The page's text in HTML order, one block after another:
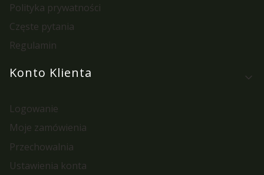
Polityka prywatności
Częste pytania
Regulamin
Konto Klienta
Logowanie
Moje zamówienia
Przechowalnia
Ustawienia konta